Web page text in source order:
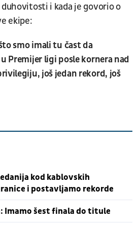
i kada je govorio o
ekipe:
smo imali tu čast da
Premijer ligi posle kornera nad
još jedan rekord, još
kod kablovskih
i postavljamo rekorde
Imamo šest finala do titule